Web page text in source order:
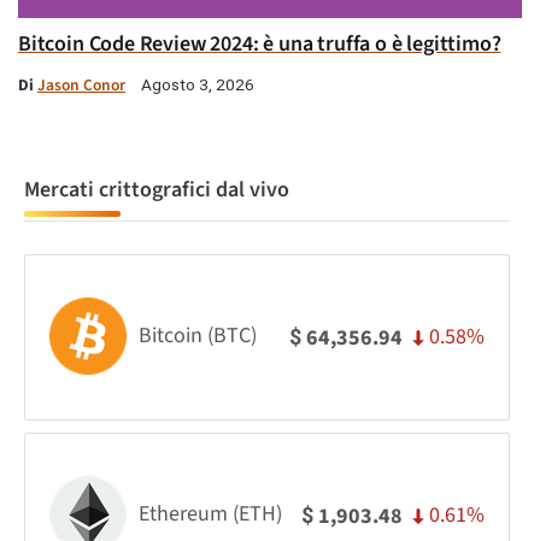
Bitcoin Code Review 2024: è una truffa o è legittimo?
Di Jason Conor Agosto 3, 2026
Mercati crittografici dal vivo
Bitcoin (BTC) $64,356.94 0.58%
Ethereum (ETH) $ 1,903.48 0.61%